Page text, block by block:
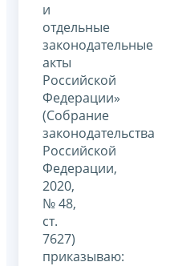
и
отдельные
законодательные
акты
Российской
Федерации»
(Собрание
законодательства
Российской
Федерации,
2020,
№ 48,
ст.
7627)
приказываю: